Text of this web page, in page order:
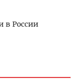
в России